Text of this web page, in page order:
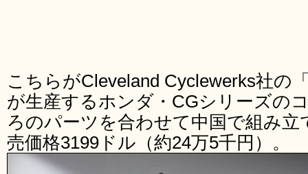
こちらがCleveland Cyclewerks社の
が生産するホンダ・CGシリーズの
ろのパーツを合わせて中国で組み
売価格3199ドル（約24万5千円）。